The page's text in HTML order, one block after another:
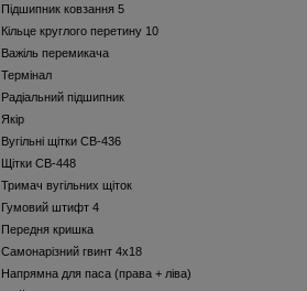
Підшипник ковзання 5
Кільце круглого перетину 10
Важіль перемикача
Термінал
Радіальний підшипник
Якір
Вугільні щітки СВ-436
Щітки CB-448
Тримач вугільних щіток
Гумовий штифт 4
Передня кришка
Самонарізний гвинт 4x18
Напрямна для паса (права + ліва)